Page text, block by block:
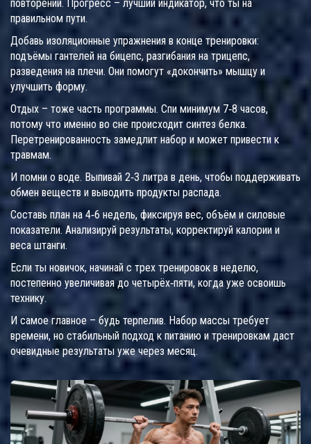
повторений. Прогресс – лучший индикатор, что ты на
правильном пути.
Добавь изоляционные упражнения в конце тренировки:
подъёмы гантелей на бицепс, разгибания на трицепс,
разведения на плечи. Они помогут «докончить» мышцу и
улучшить форму.
Отдых – тоже часть программы. Спи минимум 7‑8 часов,
потому что именно во сне происходит синтез белка.
Перетренированность замедлит набор и может привести к
травмам.
И помни о воде. Выпивай 2‑3 литра в день, чтобы поддерживать
обмен веществ и выводить продукты распада.
Составь план на 4‑6 недель, фиксируя вес, объём и силовые
показатели. Анализируй результаты, корректируй калории и
веса штанги.
Если ты новичок, начинай с трех тренировок в неделю,
постепенно увеличивая до четырёх‑пяти, когда уже освоишь
технику.
И самое главное – будь терпелив. Набор массы требует
времени, но стабильный подход к питанию и тренировкам даст
очевидные результаты уже через месяц.